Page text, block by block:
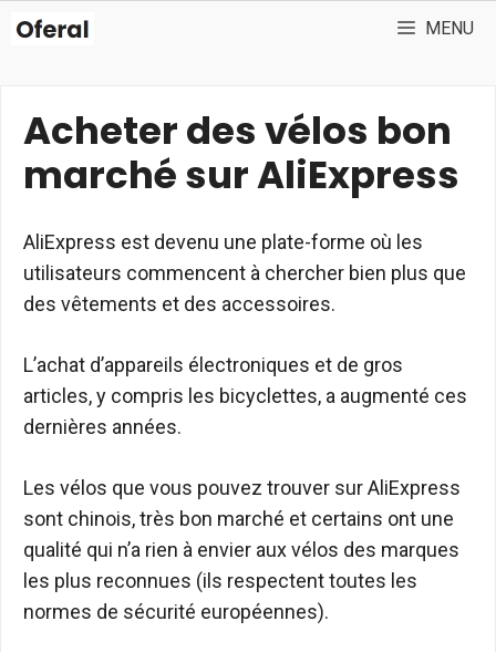
MENU
Acheter des vélos bon
marché sur AliExpress
AliExpress est devenu une plate-forme où les
utilisateurs commencent à chercher bien plus que
des vêtements et des accessoires.
L’achat d’appareils électroniques et de gros
articles, y compris les bicyclettes, a augmenté ces
dernières années.
Les vélos que vous pouvez trouver sur AliExpress
sont chinois, très bon marché et certains ont une
qualité qui n’a rien à envier aux vélos des marques
les plus reconnues (ils respectent toutes les
normes de sécurité européennes).